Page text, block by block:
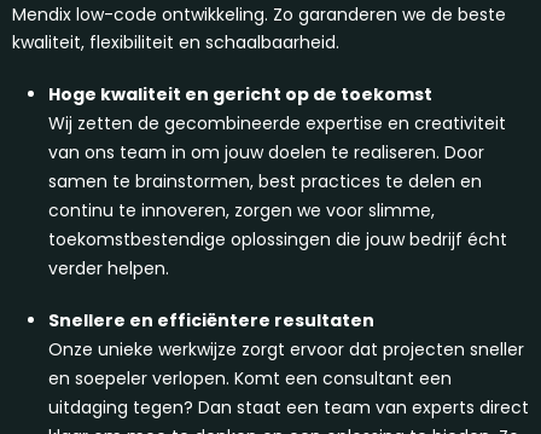
Mendix low-code ontwikkeling. Zo garanderen we de beste
kwaliteit, flexibiliteit en schaalbaarheid.
Hoge kwaliteit en gericht op de toekomst
Wij zetten de gecombineerde expertise en creativiteit
van ons team in om jouw doelen te realiseren. Door
samen te brainstormen, best practices te delen en
continu te innoveren, zorgen we voor slimme,
toekomstbestendige oplossingen die jouw bedrijf écht
verder helpen.
Snellere en efficiëntere resultaten
Onze unieke werkwijze zorgt ervoor dat projecten sneller
en soepeler verlopen. Komt een consultant een
uitdaging tegen? Dan staat een team van experts direct